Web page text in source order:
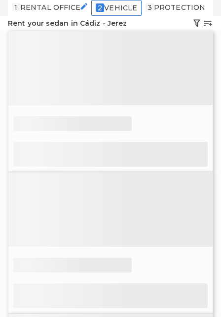
1 RENTAL OFFICE 2 VEHICLE 3 PROTECTION
Rent your sedan in Cádiz - Jerez